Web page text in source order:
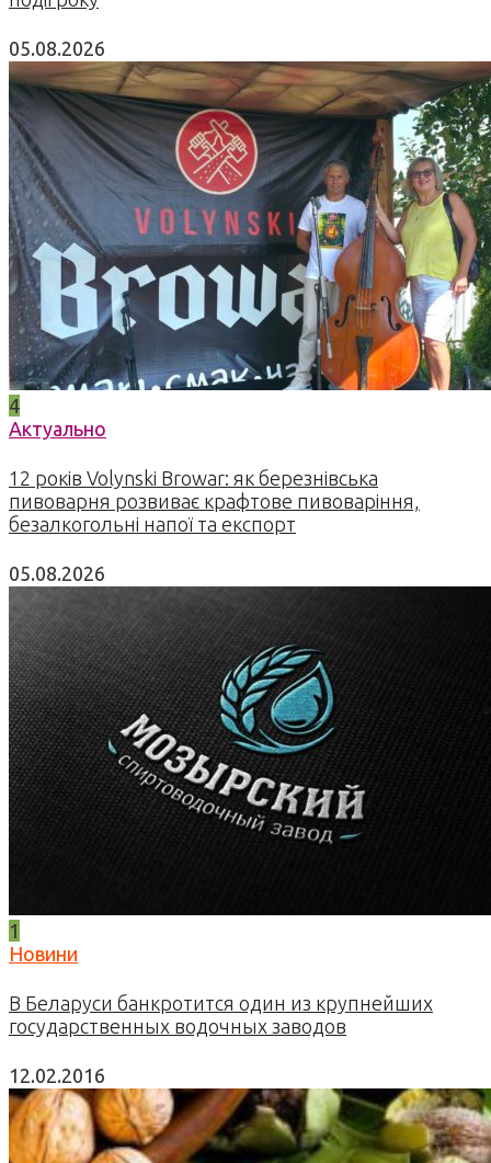
05.08.2026
4
Актуально
12 років Volynski Browar: як березнівська
пивоварня розвиває крафтове пивоваріння,
безалкогольні напої та експорт
05.08.2026
1
Новини
В Беларуси банкротится один из крупнейших
государственных водочных заводов
12.02.2016